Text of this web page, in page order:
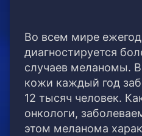
Во всем мире
диагностируется
случаев меланомы.
кожи каждый год
12 тысяч человек.
онкологи,
этом меланома